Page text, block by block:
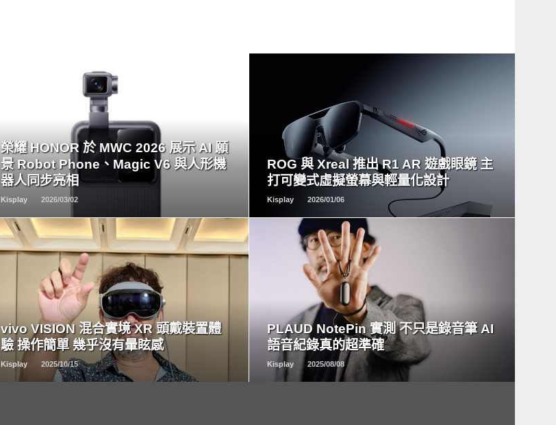
榮耀 HONOR 於 MWC 2026 展示 AI 願
景 Robot Phone、Magic V6 與人形機
器人同步亮相
Kisplay 2026/03/02
READ
MORE
ROG 與 Xreal 推出 R1 AR 遊戲眼鏡 主
打可變式虛擬螢幕與輕量化設計
Kisplay 2026/01/06
READ
MORE
vivo VISION 混合實境 XR 頭戴裝置體
驗 操作簡單 幾乎沒有暈眩感
Kisplay 2025/10/15
READ
MORE
PLAUD NotePin 實測 不只是錄音筆 AI
語音紀錄真的超準確
Kisplay 2025/08/08
READ
MORE